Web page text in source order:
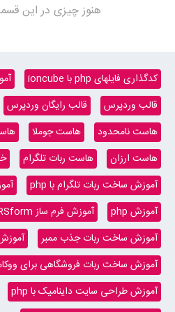
هنوز چیزی در این
کدگذاری فایلهای php با ioncube
قالب وردپرس
قالب رایگان وردپرس
هاست نامحدود
هاست جوملا
هاست ارزان
هاست ربات تلگرام
آموزش ساخت ربات تلگرام با php
آموزش php
آموزش فرم ساز RSform
آموزش ساخت ربات جذب ممبر
آموزش ساخت ربات فروشگاهی برای
آموزش طراحی سایت داینامیک با php